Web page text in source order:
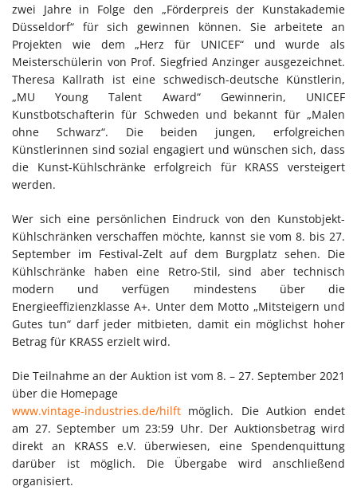
zwei Jahre in Folge den „Förderpreis der Kunstakademie
Düsseldorf“ für sich gewinnen können. Sie arbeitete an
Projekten wie dem „Herz für UNICEF“ und wurde als
Meisterschülerin von Prof. Siegfried Anzinger ausgezeichnet.
Theresa Kallrath ist eine schwedisch-deutsche Künstlerin,
„MU Young Talent Award“ Gewinnerin, UNICEF
Kunstbotschafterin für Schweden und bekannt für „Malen
ohne Schwarz“. Die beiden jungen, erfolgreichen
Künstlerinnen sind sozial engagiert und wünschen sich, dass
die Kunst-Kühlschränke erfolgreich für KRASS versteigert
werden.
Wer sich eine persönlichen Eindruck von den Kunstobjekt-
Kühlschränken verschaffen möchte, kannst sie vom 8. bis 27.
September im Festival-Zelt auf dem Burgplatz sehen. Die
Kühlschränke haben eine Retro-Stil, sind aber technisch
modern und verfügen mindestens über die
Energieeffizienzklasse A+. Unter dem Motto „Mitsteigern und
Gutes tun“ darf jeder mitbieten, damit ein möglichst hoher
Betrag für KRASS erzielt wird.
Die Teilnahme an der Auktion ist vom 8. – 27. September 2021
über die Homepage
www.vintage-industries.de/hilft möglich. Die Autkion endet
am 27. September um 23:59 Uhr. Der Auktionsbetrag wird
direkt an KRASS e.V. überwiesen, eine Spendenquittung
darüber ist möglich. Die Übergabe wird anschließend
organisiert.